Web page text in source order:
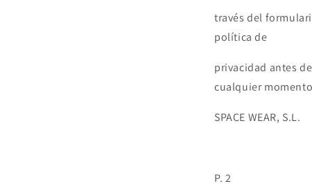
través del
política de
privacidad antes
cualquier momento
SPACE WEAR, S.L.
P. 2